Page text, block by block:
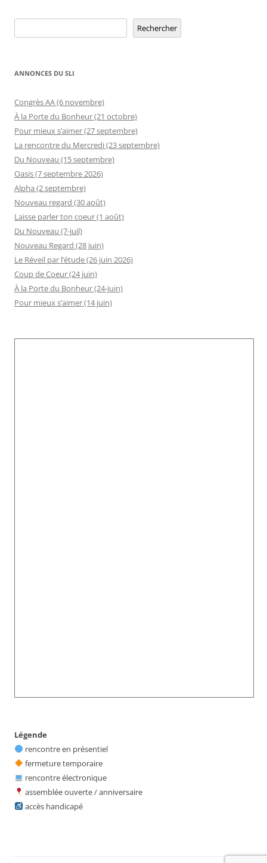
Rechercher
ANNONCES DU SLI
Congrès AA (6 novembre)
À la Porte du Bonheur (21 octobre)
Pour mieux s’aimer (27 septembre)
La rencontre du Mercredi (23 septembre)
Du Nouveau (15 septembre)
Oasis (7 septembre 2026)
Alpha (2 septembre)
Nouveau regard (30 août)
Laisse parler ton coeur (1 août)
Du Nouveau (7-juil)
Nouveau Regard (28 juin)
Le Réveil par l’étude (26 juin 2026)
Coup de Coeur (24 juin)
À la Porte du Bonheur (24-juin)
Pour mieux s’aimer (14 juin)
Légende
rencontre en présentiel
fermeture temporaire
rencontre électronique
assemblée ouverte / anniversaire
accès handicapé